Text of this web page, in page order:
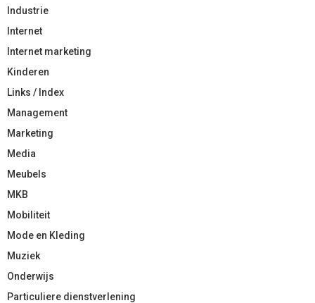
Industrie
Internet
Internet marketing
Kinderen
Links / Index
Management
Marketing
Media
Meubels
MKB
Mobiliteit
Mode en Kleding
Muziek
Onderwijs
Particuliere dienstverlening